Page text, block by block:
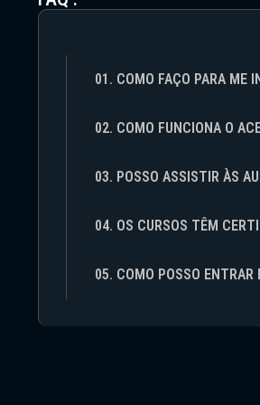
01. COMO FAÇO PARA ME
02. COMO FUNCIONA O
03. POSSO ASSISTIR ÀS
04. OS CURSOS TÊM
05. COMO POSSO